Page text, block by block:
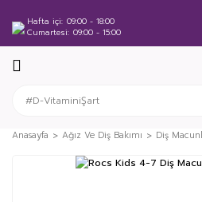
Hafta içi 09:00 - 18:00
Cumartesi 09:00 - 15:00
Anasayfa Ağız Ve Diş Bakımı Diş